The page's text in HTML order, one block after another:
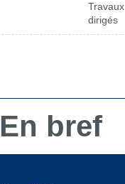
Travaux
dirigés
En bref